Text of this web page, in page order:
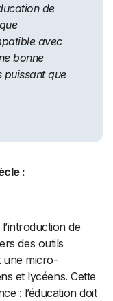
de
avec
bonne
puissant que
:
de
des outils
une micro-
et lycéens. Cette
: l’éducation doit